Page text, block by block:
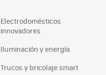
Electrodomésticos
innovadores
Iluminación y energía
Trucos y bricolaje smart